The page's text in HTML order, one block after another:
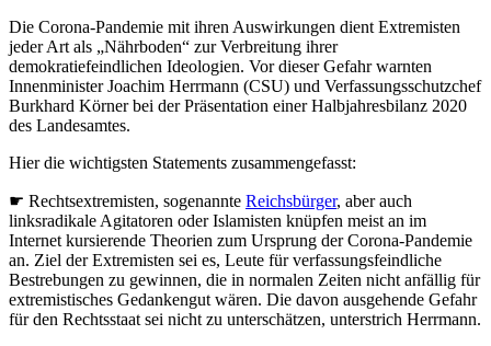
Die Corona-Pandemie mit ihren Auswirkungen dient Extremisten
jeder Art als „Nährboden“ zur Verbreitung ihrer
demokratiefeindlichen Ideologien. Vor dieser Gefahr warnten
Innenminister Joachim Herrmann (CSU) und Verfassungsschutzchef
Burkhard Körner bei der Präsentation einer Halbjahresbilanz 2020
des Landesamtes.
Hier die wichtigsten Statements zusammengefasst:
☛ Rechtsextremisten, sogenannte Reichsbürger, aber auch
linksradikale Agitatoren oder Islamisten knüpfen meist an im
Internet kursierende Theorien zum Ursprung der Corona-Pandemie
an. Ziel der Extremisten sei es, Leute für verfassungsfeindliche
Bestrebungen zu gewinnen, die in normalen Zeiten nicht anfällig für
extremistisches Gedankengut wären. Die davon ausgehende Gefahr
für den Rechtsstaat sei nicht zu unterschätzen, unterstrich Herrmann.